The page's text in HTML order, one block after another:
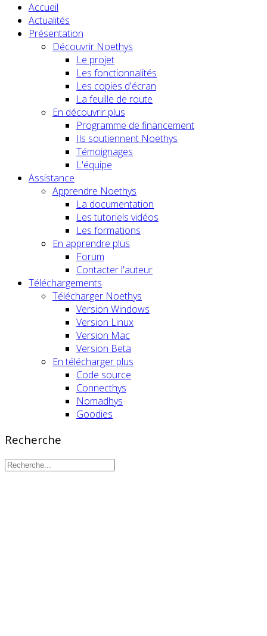
Accueil
Actualités
Présentation
Découvrir Noethys
Le projet
Les fonctionnalités
Les copies d'écran
La feuille de route
En découvrir plus
Programme de financement
Ils soutiennent Noethys
Témoignages
L'équipe
Assistance
Apprendre Noethys
La documentation
Les tutoriels vidéos
Les formations
En apprendre plus
Forum
Contacter l'auteur
Téléchargements
Télécharger Noethys
Version Windows
Version Linux
Version Mac
Version Beta
En télécharger plus
Code source
Connecthys
Nomadhys
Goodies
Recherche